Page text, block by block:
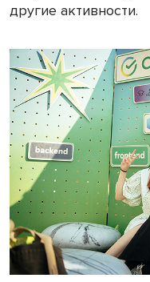
другие активности.